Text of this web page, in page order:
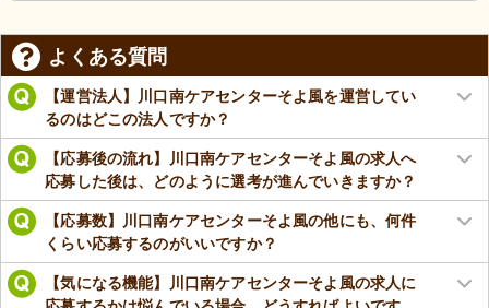
よくある質問
【運営法人】川口南ケアセンターそよ風を運営してい
るのはどこの法人ですか？
【応募後の流れ】川口南ケアセンターそよ風の求人へ
応募した後は、どのように選考が進んでいきますか？
【応募数】川口南ケアセンターそよ風の他にも、何件
くらい応募するのがいいですか？
【気になる機能】川口南ケアセンターそよ風の求人に